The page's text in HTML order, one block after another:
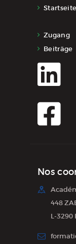
Startseite
Zugang
Beiträge
Nos
448
L-3290